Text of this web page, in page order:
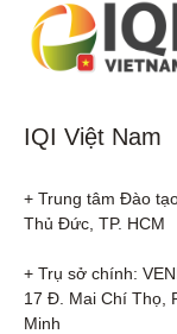
IQI Việt Nam
+ Trung tâm Đào
Thủ Đức, TP. HCM
+ Trụ sở chính:
17 Đ. Mai Chí Thọ,
Minh